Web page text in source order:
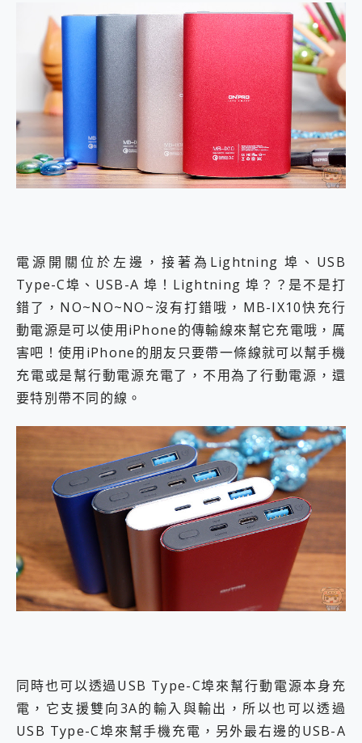
電源開關位於左邊，接著為Lightning 埠、USB
Type-C埠、USB-A 埠！Lightning 埠？？是不是打
錯了，NO~NO~NO~沒有打錯哦，MB-IX10快充行
動電源是可以使用iPhone的傳輸線來幫它充電哦，厲
害吧！使用iPhone的朋友只要帶一條線就可以幫手機
充電或是幫行動電源充電了，不用為了行動電源，還
要特別帶不同的線。
同時也可以透過USB Type-C埠來幫行動電源本身充
電，它支援雙向3A的輸入與輸出，所以也可以透過
USB Type-C埠來幫手機充電，另外最右邊的USB-A